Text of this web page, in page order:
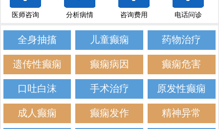
医师咨询 分析病情 咨询费用 电话问诊
全身抽搐 儿童癫痫 药物治疗
遗传性癫痫 癫痫病因 癫痫危害
口吐白沫 手术治疗 原发性癫痫
成人癫痫 癫痫发作 精神异常